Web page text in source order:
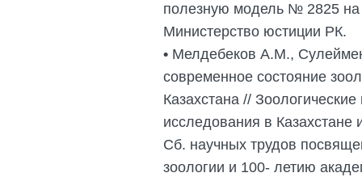
полезную модель № 2825 на
Министерство юстиции РК.
• Мелдебеков А.М.,
современное состояние
Казахстана //
исследования в Казахстане
Сб. научных трудов
зоологии и 100- летию